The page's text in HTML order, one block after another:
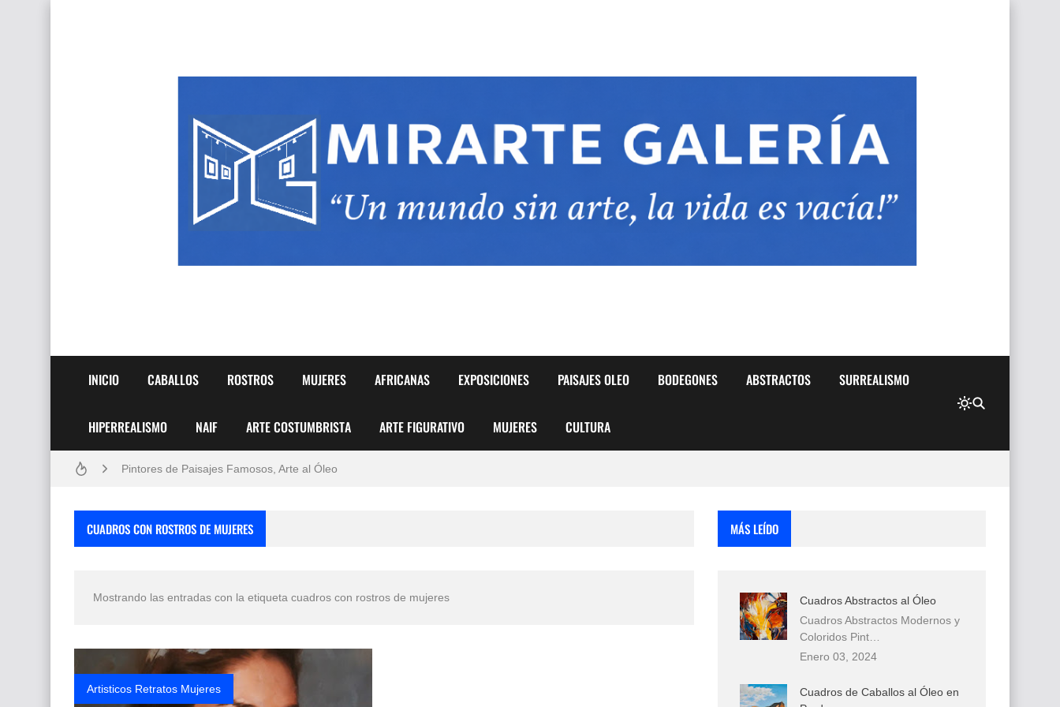
INICIO CABALLOS ROSTROS MUJERES AFRICANAS EXPOSICIONES PAISAJES OLEO BODEGONES ABSTRACTOS SURREALISMO
HIPERREALISMO NAIF ARTE COSTUMBRISTA ARTE FIGURATIVO MUJERES CULTURA
Frutas y Flores Para Colorear Imágenes
Pintores de Paisajes Famosos, Arte al Óleo
Rostros Bellos, La Perfección del Dibujo A Lápiz, Biryulina Vita
Fotos Artísticas de las Actrices de Hollywood Más Bellas del Mundo
CUADROS CON ROSTROS DE MUJERES
Mostrando las entradas con la etiqueta cuadros con rostros de mujeres
Artisticos Retratos Mujeres
MÁS LEÍDO
Cuadros Abstractos al Óleo
Cuadros Abstractos Modernos y
Coloridos Pint…
Enero 03, 2024
Cuadros de Caballos al Óleo en